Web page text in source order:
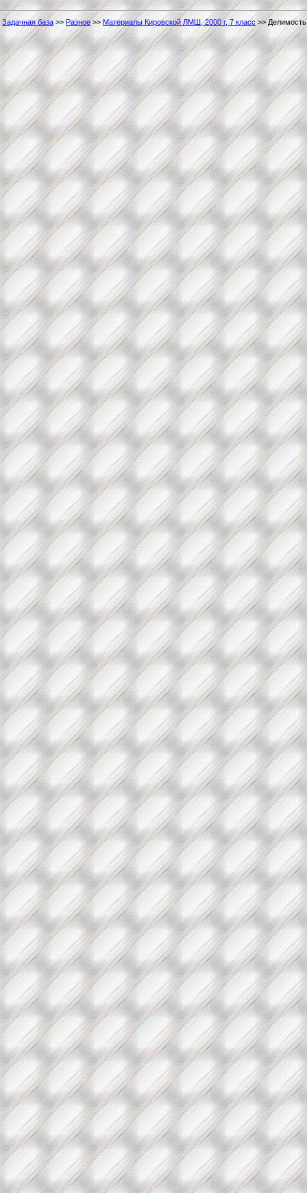
Задачная база>> Разное>> Материалы Кировской ЛМШ, 2000 г, 7 класс>>